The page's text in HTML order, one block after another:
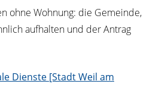
ohne Wohnung: die Gemeinde,
aufhalten und der Antrag
Dienste [Stadt Weil am